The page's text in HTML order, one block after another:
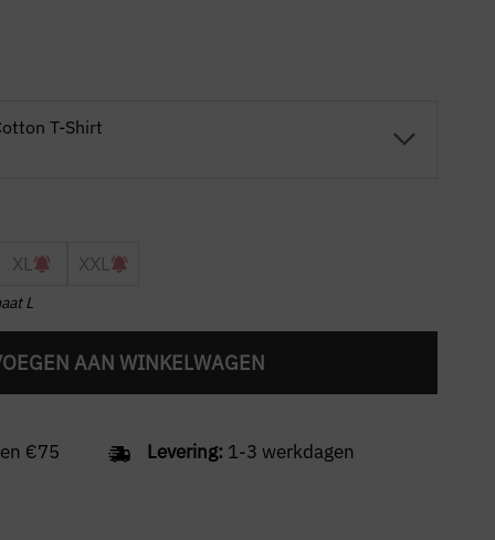
T-Shirt
XL XXL
L
AAN WINKELWAGEN
€75 Levering: 1-3 werkdagen